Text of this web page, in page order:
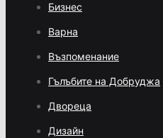
Бизнес
Варна
Възпоменание
Гълъбите на Добруджа
Двореца
Дизайн